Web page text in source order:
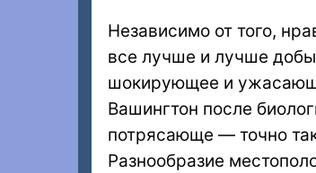
Независимо от того,
все лучше и лучше
шокирующее и
Вашингтон после
потрясающе — точно
Разнообразие